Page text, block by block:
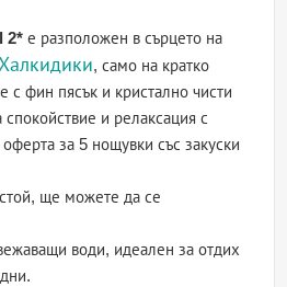
2* е разположен в сърцето на
, само на кратко
с фин пясък и кристално чисти
и релаксация с
за 5 нощувки със закуски
ще можете да се
води, идеален за отдих